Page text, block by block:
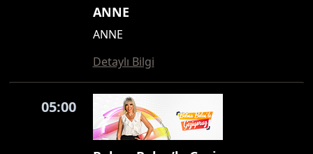
ANNE
ANNE
Detaylı Bilgi
05:00